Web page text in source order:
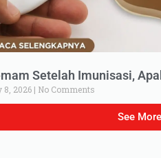
Setelah Imunisasi,
8, 2026 No Comments
See More